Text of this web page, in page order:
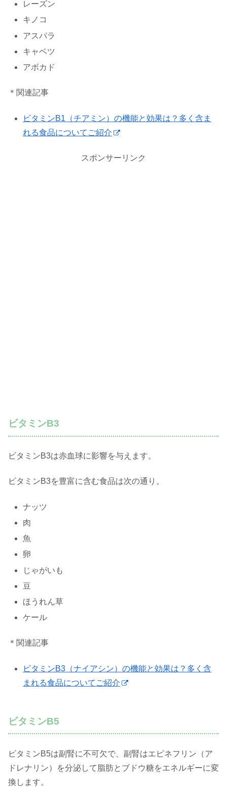
レーズン
キノコ
アスパラ
キャベツ
アボカド
＊関連記事
ビタミンB1（チアミン）の機能と効果は？多く含ま
れる食品についてご紹介
スポンサーリンク
ビタミンB3
ビタミンB3は赤血球に影響を与えます。
ビタミンB3を豊富に含む食品は次の通り。
ナッツ
肉
魚
卵
じゃがいも
豆
ほうれん草
ケール
＊関連記事
ビタミンB3（ナイアシン）の機能と効果は？多く含
まれる食品についてご紹介
ビタミンB5
ビタミンB5は副腎に不可欠で、副腎はエピネフリン（ア
ドレナリン）を分泌して脂肪とブドウ糖をエネルギーに変
換します。